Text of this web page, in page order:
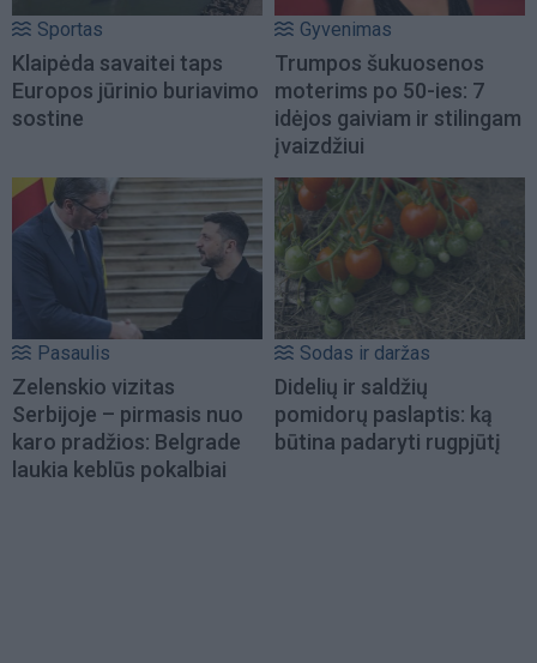
Sportas
Klaipėda savaitei taps
Europos jūrinio buriavimo
sostine
Gyvenimas
Trumpos šukuosenos
moterims po 50-ies: 7
idėjos gaiviam ir stilingam
įvaizdžiui
Pasaulis
Zelenskio vizitas
Serbijoje – pirmasis nuo
karo pradžios: Belgrade
laukia keblūs pokalbiai
Sodas ir daržas
Didelių ir saldžių
pomidorų paslaptis: ką
būtina padaryti rugpjūtį